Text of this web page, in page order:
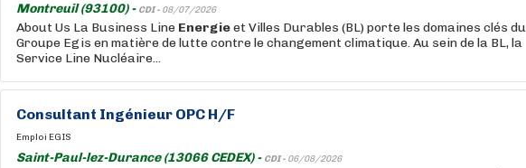
Montreuil (93100) - CDI - 08/07/2026
About Us La Business Line Energieet Villes Durables (BL) porte les domaines clés du
Groupe Egis en matière de lutte contre le changement climatique. Au sein de la BL, la
Service Line Nucléaire...
Consultant Ingénieur OPC H/F
Emploi EGIS
Saint-Paul-lez-Durance (13066 CEDEX) - CDI - 06/08/2026